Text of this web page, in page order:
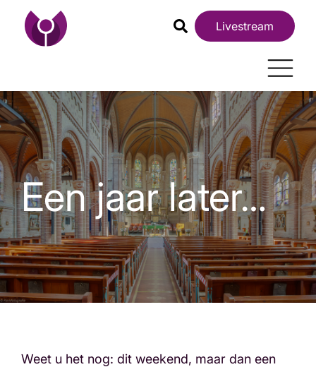
Livestream
Een jaar later…
Weet u het nog: dit weekend, maar dan een